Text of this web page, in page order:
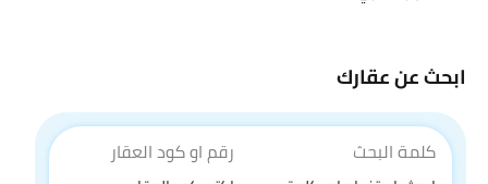
ابحث عن عقارك
كلمة البحث رقم او كود العقار